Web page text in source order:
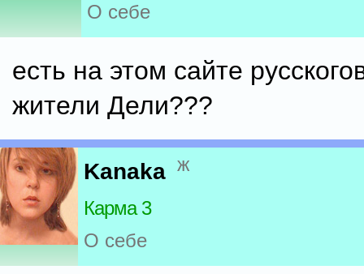
О себе
есть на этом сайте
жители Дели???
Kanaka ж
Карма 3
О себе